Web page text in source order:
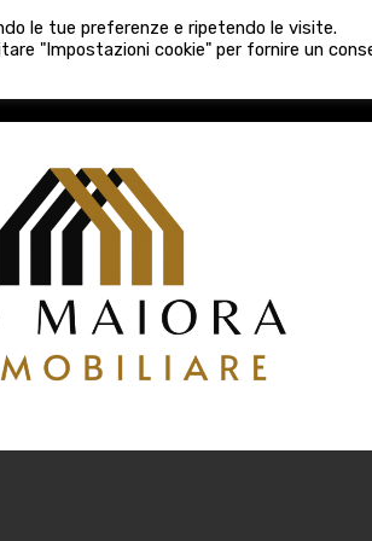
VENDITA LOCAZIONI ATTIVITÀ
080 3759025
le tue preferenze e ripetendo le visite.
"Impostazioni cookie" per fornire un